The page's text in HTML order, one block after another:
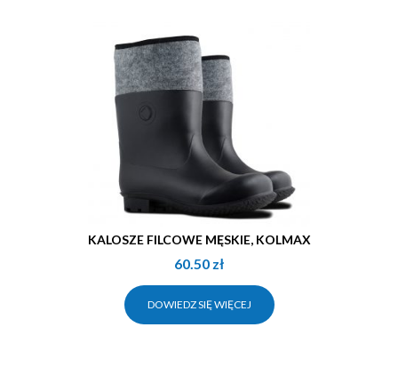
KALOSZE FILCOWE MĘSKIE, KOLMAX
60.50 zł
DOWIEDZ SIĘ WIĘCEJ